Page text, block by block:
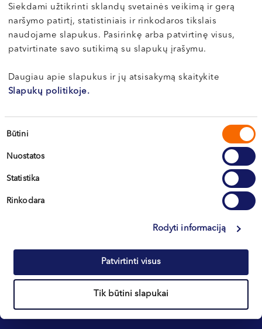
Siekdami užtikrinti sklandų svetainės veikimą ir gerą
naršymo patirtį, statistiniais ir rinkodaros tikslais
naudojame slapukus. Pasirinkę arba patvirtinę visus,
patvirtinate savo sutikimą su slapukų įrašymu.
Daugiau apie slapukus ir jų atsisakymą skaitykite
Slapukų politikoje.
Sutikimo
Būtini
Nuostatos
Statistika
Rinkodara
Rodyti informaciją
Patvirtinti visus
Tik būtini slapukai
Vilnius
Kaunas
Klaipėda
Kretinga